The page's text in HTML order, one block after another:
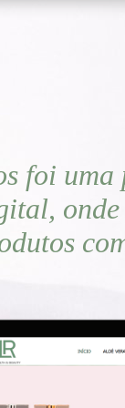
foi
onde